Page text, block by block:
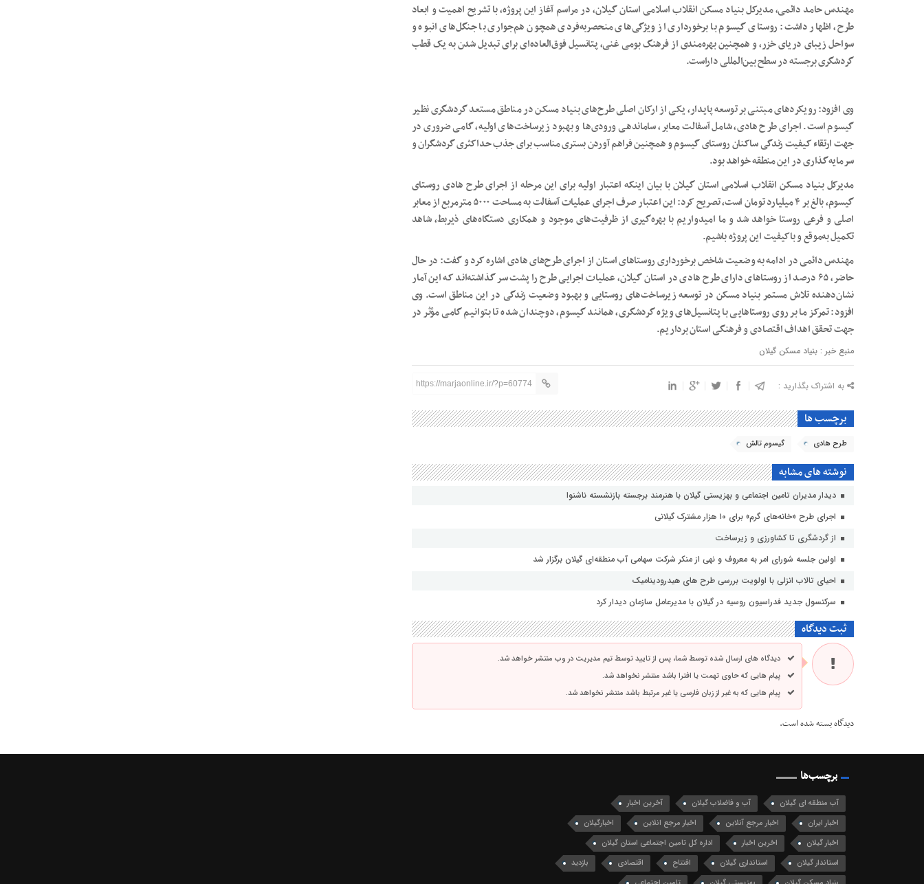
مهندس حامد دائمی، مدیرکل بنیاد مسکن انقلاب اسلامی استان گیلان، در مراسم آغاز این پروژه، با تشریح اهمیت و ابعاد
طرح، اظهار داشت: روستای گیسوم با برخورداری از ویژگی‌های منحصربه‌فردی همچون هم‌جواری با جنگل‌های انبوه و
سواحل زیبای دریای خزر، و همچنین بهره‌مندی از فرهنگ بومی غنی، پتانسیل فوق‌العاده‌ای برای تبدیل شدن به یک قطب
گردشگری برجسته در سطح بین‌المللی داراست.
وی افزود: رویکردهای مبتنی بر توسعه پایدار، یکی از ارکان اصلی طرح‌های بنیاد مسکن در مناطق مستعد گردشگری نظیر
گیسوم است. اجرای طرح هادی، شامل آسفالت معابر، ساماندهی ورودی‌ها و بهبود زیرساخت‌های اولیه، گامی ضروری در
جهت ارتقاء کیفیت زندگی ساکنان روستای گیسوم و همچنین فراهم آوردن بستری مناسب برای جذب حداکثری گردشگران و
سرمایه‌گذاری در این منطقه خواهد بود.
مدیرکل بنیاد مسکن انقلاب اسلامی استان گیلان با بیان اینکه اعتبار اولیه برای این مرحله از اجرای طرح هادی روستای
گیسوم، بالغ بر ۴ میلیارد تومان است، تصریح کرد: این اعتبار صرف اجرای عملیات آسفالت به مساحت ۵۰۰۰ مترمربع از معابر
اصلی و فرعی روستا خواهد شد و ما امیدواریم با بهره‌گیری از ظرفیت‌های موجود و همکاری دستگاه‌های ذیربط، شاهد
تکمیل به‌موقع و باکیفیت این پروژه باشیم.
مهندس دائمی در ادامه به وضعیت شاخص برخورداری روستاهای استان از اجرای طرح‌های هادی اشاره کرد و گفت: در حال
حاضر، ۶۵ درصد از روستاهای دارای طرح هادی در استان گیلان، عملیات اجرایی طرح را پشت سر گذاشته‌اند که این آمار
نشان‌دهنده تلاش مستمر بنیاد مسکن در توسعه زیرساخت‌های روستایی و بهبود وضعیت زندگی در این مناطق است. وی
افزود: تمرکز ما بر روی روستاهایی با پتانسیل‌های ویژه گردشگری، همانند گیسوم، دوچندان شده تا بتوانیم گامی مؤثر در
جهت تحقق اهداف اقتصادی و فرهنگی استان برداریم.
منبع خبر : بنیاد مسکن گیلان
به اشتراک بگذارید : https://marjaonline.ir/?p=60774
برچسب ها
طرح هادی گیسوم تالش
نوشته های مشابه
دیدار مدیران تامین اجتماعی و بهزیستی گیلان با هنرمند برجسته بازنشسته ناشنوا
اجرای طرح «خانه‌های گرم» برای ۱۰ هزار مشترک گیلانی
از گردشگری تا کشاورزی و زیرساخت
اولین جلسه شورای امر به معروف و نهی از منکر شرکت سهامی آب منطقه‌ای گیلان برگزار شد
احیای تالاب انزلی با اولویت بررسی طرح های هیدرودینامیک
سرکنسول جدید فدراسیون روسیه در گیلان با مدیرعامل سازمان دیدار کرد
ثبت دیدگاه
دیدگاه های ارسال شده توسط شما، پس از تایید توسط تیم مدیریت در وب منتشر خواهد شد.
پیام هایی که حاوی تهمت یا افترا باشد منتشر نخواهد شد.
پیام هایی که به غیر از زبان فارسی یا غیر مرتبط باشد منتشر نخواهد شد.
دیدگاه بسته شده است.
برچسب‌ها
آب منطقه ای گیلان آب و فاضلاب گیلان
آخرین اخبار
اخبار ایران
اخبار مرجع آنلاین اخبار مرجع انلاین
اخبارگیلان
اخبار گیلان
اخرین اخبار
اداره کل تامین اجتماعی استان گیلان
استاندار گیلان
استانداری گیلان افتتاح اقتصادی
بازدید